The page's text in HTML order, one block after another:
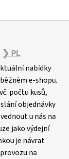
❯ PL
nabídky
e-shopu.
počtu kusů,
objednávky
u nás na
jako výdejní
je návrat
na